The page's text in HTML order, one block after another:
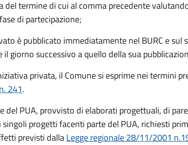
del termine di cui al comma precedente
di partecipazione;
è pubblicato immediatamente nel BURC e sul
il giorno successivo a quello della sua
privata, il Comune si esprime nei termini
241.
del PUA, provvisto di elaborati progettuali, di
progetti facenti parte del PUA, richiesti
previsti dallaLegge regionale 28/11/2001